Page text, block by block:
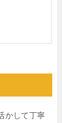
かして丁寧